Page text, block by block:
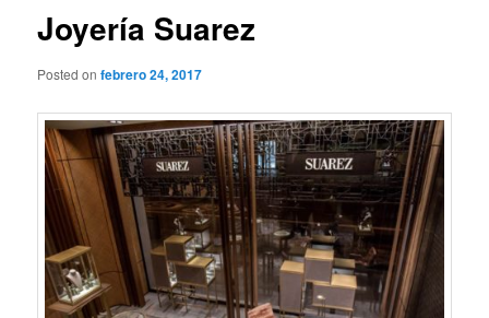
Joyería Suarez
Posted onfebrero 24, 2017